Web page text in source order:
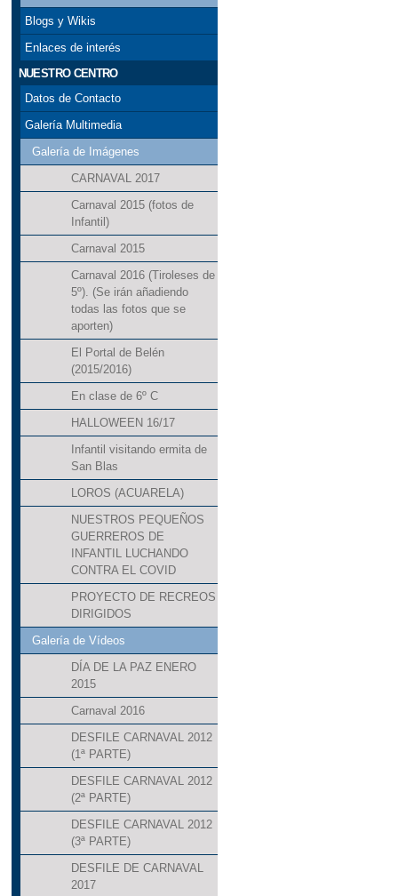
Blogs y Wikis
Enlaces de interés
NUESTRO CENTRO
Datos de Contacto
Galería Multimedia
Galería de Imágenes
CARNAVAL 2017
Carnaval 2015 (fotos de
Infantil)
Carnaval 2015
Carnaval 2016 (Tiroleses de
5º). (Se irán añadiendo
todas las fotos que se
aporten)
El Portal de Belén
(2015/2016)
En clase de 6º C
HALLOWEEN 16/17
Infantil visitando ermita de
San Blas
LOROS (ACUARELA)
NUESTROS PEQUEÑOS
GUERREROS DE
INFANTIL LUCHANDO
CONTRA EL COVID
PROYECTO DE RECREOS
DIRIGIDOS
Galería de Vídeos
DÍA DE LA PAZ ENERO
2015
Carnaval 2016
DESFILE CARNAVAL 2012
(1ª PARTE)
DESFILE CARNAVAL 2012
(2ª PARTE)
DESFILE CARNAVAL 2012
(3ª PARTE)
DESFILE DE CARNAVAL
2017